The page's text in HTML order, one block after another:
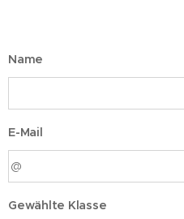
Name
E-Mail
Gewählte Klasse